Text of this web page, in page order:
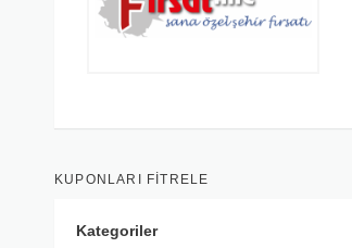
KUPONLARI FITRELE
Kategoriler